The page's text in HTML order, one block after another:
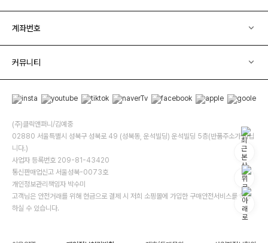
계좌번호
커뮤니티
(주)클릭앤퍼니/김예중
02880 서울특별시 성북구 성북로 49 (성북동, 운석빌딩) 운석빌딩 5층(반품주소가 아닙
니다.)
사업자 등록번호 209-81-43420
통신판매업신고 서울성북-0073호
개인정보관리책임자 박수미
고객님은 안전거래를 위해 현금으로 결제 시 저희 소핑몰에 가입한 구매안전서비스를 이용
하실 수 있습니다.